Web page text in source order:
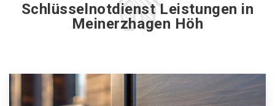
Schlüsselnotdienst Leistungen in
Meinerzhagen Höh